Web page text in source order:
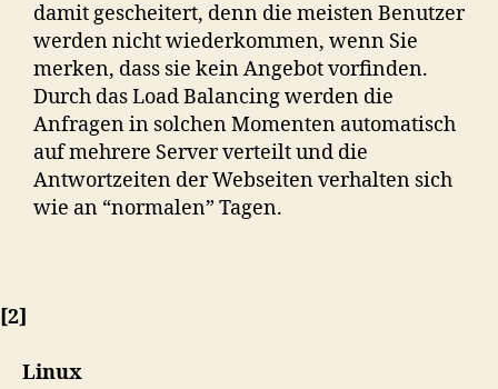
damit gescheitert, denn die meisten Benutzer
werden nicht wiederkommen, wenn Sie
merken, dass sie kein Angebot vorfinden.
Durch das Load Balancing werden die
Anfragen in solchen Momenten automatisch
auf mehrere Server verteilt und die
Antwortzeiten der Webseiten verhalten sich
wie an “normalen” Tagen.
[2]
Linux